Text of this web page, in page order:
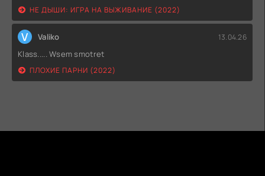
НЕ ДЫШИ: ИГРА НА ВЫЖИВАНИЕ (2022)
V Valiko 13.04.26
Klass..... Wsem smotret
ПЛОХИЕ ПАРНИ (2022)